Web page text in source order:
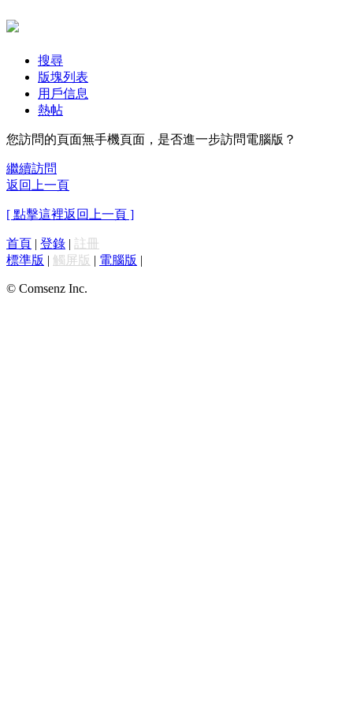
搜尋
版塊列表
用戶信息
熱帖
您訪問的頁面無手機頁面，是否進一步訪問電腦版？
繼續訪問
返回上一頁
[ 點擊這裡返回上一頁 ]
首頁 | 登錄 | 註冊
標準版 | 觸屏版 | 電腦版 |
© Comsenz Inc.